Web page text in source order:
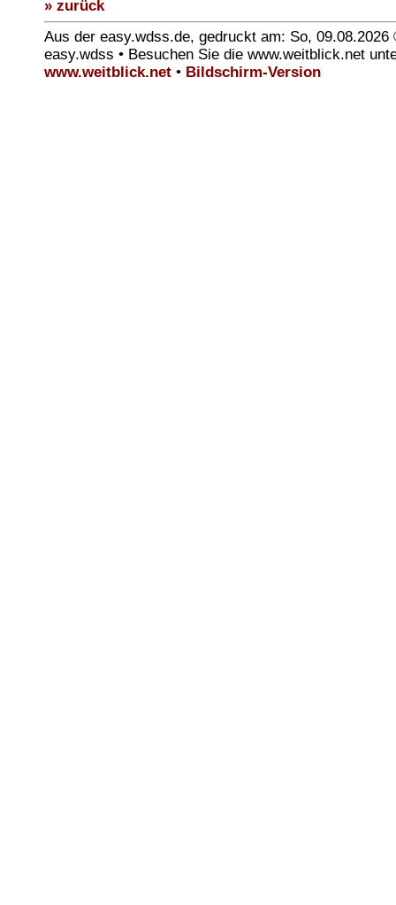
» zurück
Aus der easy.wdss.de, gedruckt am: So, 09.08.2026
easy.wdss • Besuchen Sie die www.weitblick.net
www.weitblick.net • Bildschirm-Version